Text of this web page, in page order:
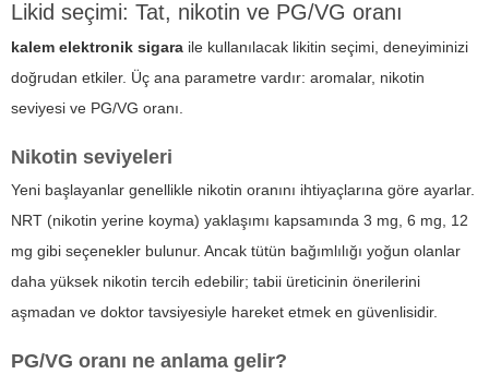
Likid seçimi: Tat, nikotin ve PG/VG oranı
kalem elektronik sigara ile kullanılacak likitin seçimi, deneyiminizi
doğrudan etkiler. Üç ana parametre vardır: aromalar, nikotin
seviyesi ve PG/VG oranı.
Nikotin seviyeleri
Yeni başlayanlar genellikle nikotin oranını ihtiyaçlarına göre ayarlar.
NRT (nikotin yerine koyma) yaklaşımı kapsamında 3 mg, 6 mg, 12
mg gibi seçenekler bulunur. Ancak tütün bağımlılığı yoğun olanlar
daha yüksek nikotin tercih edebilir; tabii üreticinin önerilerini
aşmadan ve doktor tavsiyesiyle hareket etmek en güvenlisidir.
PG/VG oranı ne anlama gelir?